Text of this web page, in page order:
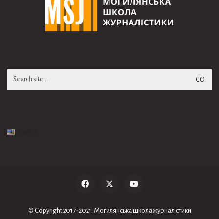
for:
© Copyright 2017-2021. Могилянська школа журналiстики